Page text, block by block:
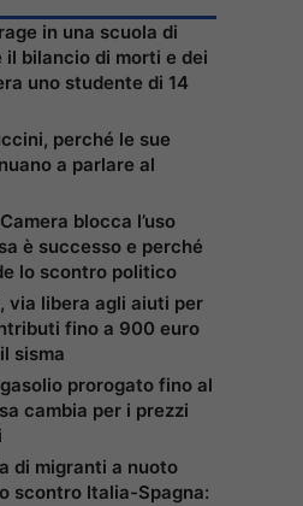
in una scuola di
il bilancio di morti e dei
uno studente di 14
perché le sue
a parlare al
blocca l’uso
è successo e perché
lo scontro politico
via libera agli aiuti per
fino a 900 euro
sisma
prorogato fino al
cambia per i prezzi
di migranti a nuoto
scontro Italia-Spagna: